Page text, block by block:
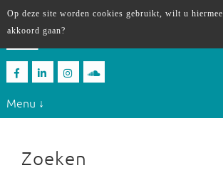
Menu ↓
Zoeken
Op deze site worden cookies gebruikt, wilt u hiermee
akkoord gaan?